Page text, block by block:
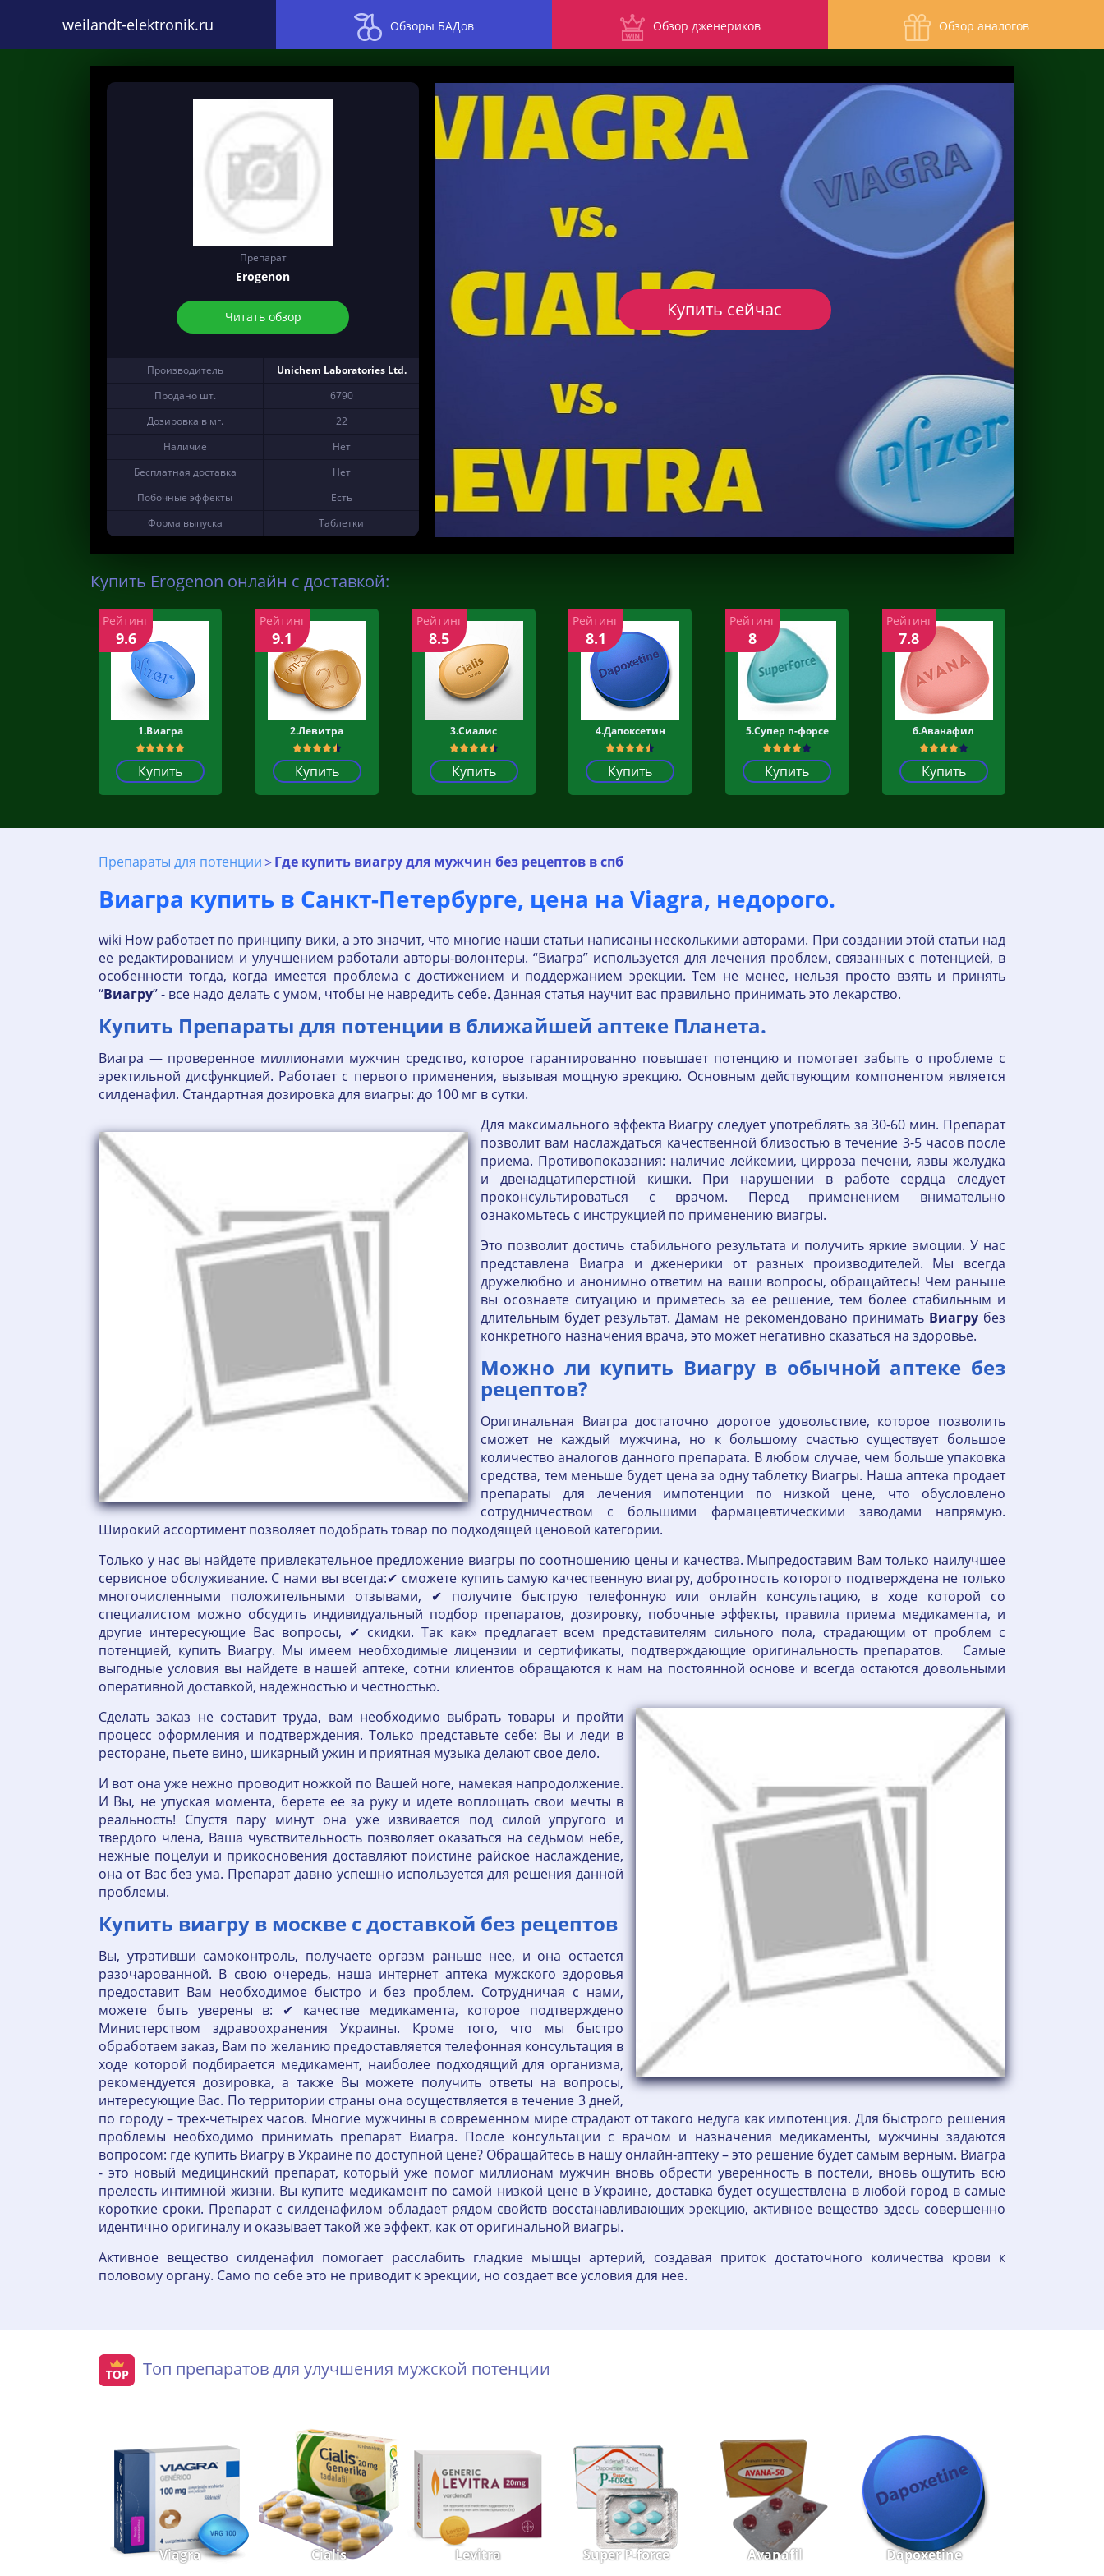
weilandt-elektronik.ru Обзоры БАДов Обзор дженериков Обзор аналогов
Препарат
Erogenon
Читать обзор
Производитель
Unichem Laboratories Ltd.
Продано шт.
6790
Дозировка в мг.
22
Наличие
Нет
Бесплатная доставка
Нет
Побочные эффекты
Есть
Форма выпуска
Таблетки
Купить сейчас
Купить Erogenon онлайн с доставкой:
1.Виагра
Купить
Рейтинг
9.6
2.Левитра
Купить
Рейтинг
9.1
3.Сиалис
Купить
Рейтинг
8.5
4.Дапоксетин
Купить
Рейтинг
8.1
5.Супер п-форсе
Купить
Рейтинг
8
6.Аванафил
Купить
Рейтинг
7.8
Препараты для потенции Где купить виагру для мужчин без рецептов в спб
Виагра купить в Санкт-Петербурге, цена на Viagra, недорого.
wiki How работает по принципу вики, а это значит, что многие наши статьи написаны несколькими авторами. При создании этой статьи над
ее редактированием и улучшением работали авторы-волонтеры. “Виагра” используется для лечения проблем, связанных с потенцией, в
особенности тогда, когда имеется проблема с достижением и поддержанием эрекции. Тем не менее, нельзя просто взять и принять
“Виагру” - все надо делать с умом, чтобы не навредить себе. Данная статья научит вас правильно принимать это лекарство.
Купить Препараты для потенции в ближайшей аптеке Планета.
Виагра — проверенное миллионами мужчин средство, которое гарантированно повышает потенцию и помогает забыть о проблеме с
эректильной дисфункцией. Работает с первого применения, вызывая мощную эрекцию. Основным действующим компонентом является
силденафил. Стандартная дозировка для виагры: до 100 мг в сутки.
Для максимального эффекта Виагру следует употреблять за 30-60 мин. Препарат
позволит вам наслаждаться качественной близостью в течение 3-5 часов после
приема. Противопоказания: наличие лейкемии, цирроза печени, язвы желудка
и двенадцатиперстной кишки. При нарушении в работе сердца следует
проконсультироваться с врачом. Перед применением внимательно
ознакомьтесь с инструкцией по применению виагры.
Это позволит достичь стабильного результата и получить яркие эмоции. У нас
представлена Виагра и дженерики от разных производителей. Мы всегда
дружелюбно и анонимно ответим на ваши вопросы, обращайтесь! Чем раньше
вы осознаете ситуацию и приметесь за ее решение, тем более стабильным и
длительным будет результат. Дамам не рекомендовано принимать Виагрубез
конкретного назначения врача, это может негативно сказаться на здоровье.
Можно ли купить Виагру в обычной аптеке без
рецептов?
Оригинальная Виагра достаточно дорогое удовольствие, которое позволить
сможет не каждый мужчина, но к большому счастью существует большое
количество аналогов данного препарата. В любом случае, чем больше упаковка
средства, тем меньше будет цена за одну таблетку Виагры. Наша аптека продает
препараты для лечения импотенции по низкой цене, что обусловлено
сотрудничеством с большими фармацевтическими заводами напрямую.
Широкий ассортимент позволяет подобрать товар по подходящей ценовой категории.
Только у нас вы найдете привлекательное предложение виагры по соотношению цены и качества. Мыпредоставим Вам только наилучшее
сервисное обслуживание. С нами вы всегда:✔ сможете купить самую качественную виагру, добротность которого подтверждена не только
многочисленными положительными отзывами, ✔ получите быструю телефонную или онлайн консультацию, в ходе которой со
специалистом можно обсудить индивидуальный подбор препаратов, дозировку, побочные эффекты, правила приема медикамента, и
другие интересующие Вас вопросы, ✔ скидки. Так как» предлагает всем представителям сильного пола, страдающим от проблем с
потенцией, купить Виагру. Мы имеем необходимые лицензии и сертификаты, подтверждающие оригинальность препаратов. Самые
выгодные условия вы найдете в нашей аптеке, сотни клиентов обращаются к нам на постоянной основе и всегда остаются довольными
оперативной доставкой, надежностью и честностью.
Сделать заказ не составит труда, вам необходимо выбрать товары и пройти
процесс оформления и подтверждения. Только представьте себе: Вы и леди в
ресторане, пьете вино, шикарный ужин и приятная музыка делают свое дело.
И вот она уже нежно проводит ножкой по Вашей ноге, намекая напродолжение.
И Вы, не упуская момента, берете ее за руку и идете воплощать свои мечты в
реальность! Спустя пару минут она уже извивается под силой упругого и
твердого члена, Ваша чувствительность позволяет оказаться на седьмом небе,
нежные поцелуи и прикосновения доставляют поистине райское наслаждение,
она от Вас без ума. Препарат давно успешно используется для решения данной
проблемы.
Купить виагру в москве с доставкой без рецептов
Вы, утративши самоконтроль, получаете оргазм раньше нее, и она остается
разочарованной. В свою очередь, наша интернет аптека мужского здоровья
предоставит Вам необходимое быстро и без проблем. Сотрудничая с нами,
можете быть уверены в: ✔ качестве медикамента, которое подтверждено
Министерством здравоохранения Украины. Кроме того, что мы быстро
обработаем заказ, Вам по желанию предоставляется телефонная консультация в
ходе которой подбирается медикамент, наиболее подходящий для организма,
рекомендуется дозировка, а также Вы можете получить ответы на вопросы,
интересующие Вас. По территории страны она осуществляется в течение 3 дней,
по городу – трех-четырех часов. Многие мужчины в современном мире страдают от такого недуга как импотенция. Для быстрого решения
проблемы необходимо принимать препарат Виагра. После консультации с врачом и назначения медикаменты, мужчины задаются
вопросом: где купить Виагру в Украине по доступной цене? Обращайтесь в нашу онлайн-аптеку – это решение будет самым верным. Виагра
- это новый медицинский препарат, который уже помог миллионам мужчин вновь обрести уверенность в постели, вновь ощутить всю
прелесть интимной жизни. Вы купите медикамент по самой низкой цене в Украине, доставка будет осуществлена в любой город в самые
короткие сроки. Препарат с силденафилом обладает рядом свойств восстанавливающих эрекцию, активное вещество здесь совершенно
идентично оригиналу и оказывает такой же эффект, как от оригинальной виагры.
Активное вещество силденафил помогает расслабить гладкие мышцы артерий, создавая приток достаточного количества крови к
половому органу. Само по себе это не приводит к эрекции, но создает все условия для нее.
Топ препаратов для улучшения мужской потенции
Viagra Cialis Levitra Super P-force Avanafil Dapoxetine